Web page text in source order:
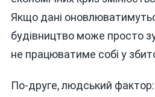
Якщо дані
будівництво може просто
не працюватиме собі у
По-друге, людський фактор: